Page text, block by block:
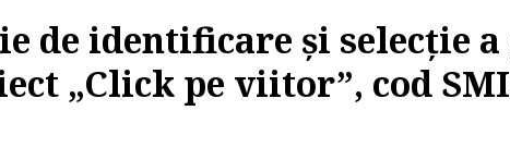
de identificare și selecție
„Click pe viitor”, cod